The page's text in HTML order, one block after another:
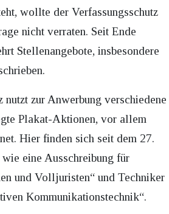
wollte der Verfassungsschutz
nicht verraten. Seit Ende
Stellenangebote, insbesondere
nutzt zur Anwerbung verschiedene
Plakat-Aktionen, vor allem
Hier finden sich seit dem 27.
eine Ausschreibung für
und Volljuristen“ und Techniker
Kommunikationstechnik“.